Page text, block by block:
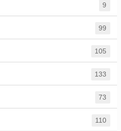
9
99
105
133
73
110